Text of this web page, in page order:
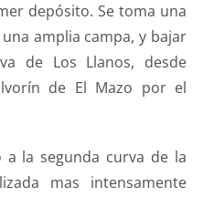
depósito. Se toma una
amplia campa, y bajar
de Los Llanos, desde
de El Mazo por el
a la segunda curva de la
mas intensamente